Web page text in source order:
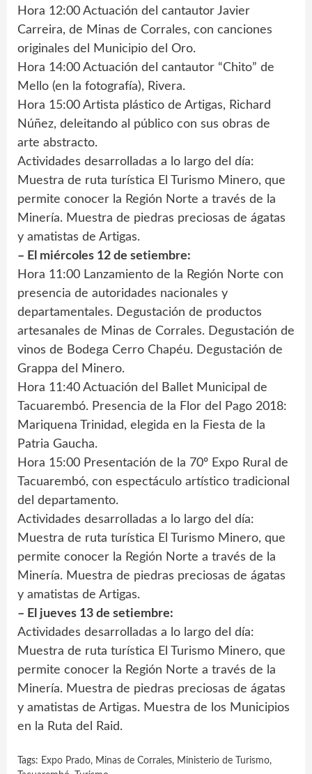
Hora 12:00 Actuación del cantautor Javier
Carreira, de Minas de Corrales, con canciones
originales del Municipio del Oro.
Hora 14:00 Actuación del cantautor “Chito” de
Mello (en la fotografía), Rivera.
Hora 15:00 Artista plástico de Artigas, Richard
Núñez, deleitando al público con sus obras de
arte abstracto.
Actividades desarrolladas a lo largo del día:
Muestra de ruta turística El Turismo Minero, que
permite conocer la Región Norte a través de la
Minería. Muestra de piedras preciosas de ágatas
y amatistas de Artigas.
– El miércoles 12 de setiembre:
Hora 11:00 Lanzamiento de la Región Norte con
presencia de autoridades nacionales y
departamentales. Degustación de productos
artesanales de Minas de Corrales. Degustación de
vinos de Bodega Cerro Chapéu. Degustación de
Grappa del Minero.
Hora 11:40 Actuación del Ballet Municipal de
Tacuarembó. Presencia de la Flor del Pago 2018:
Mariquena Trinidad, elegida en la Fiesta de la
Patria Gaucha.
Hora 15:00 Presentación de la 70º Expo Rural de
Tacuarembó, con espectáculo artístico tradicional
del departamento.
Actividades desarrolladas a lo largo del día:
Muestra de ruta turística El Turismo Minero, que
permite conocer la Región Norte a través de la
Minería. Muestra de piedras preciosas de ágatas
y amatistas de Artigas.
– El jueves 13 de setiembre:
Actividades desarrolladas a lo largo del día:
Muestra de ruta turística El Turismo Minero, que
permite conocer la Región Norte a través de la
Minería. Muestra de piedras preciosas de ágatas
y amatistas de Artigas. Muestra de los Municipios
en la Ruta del Raid.
Tags: Expo Prado, Minas de Corrales, Ministerio de Turismo,